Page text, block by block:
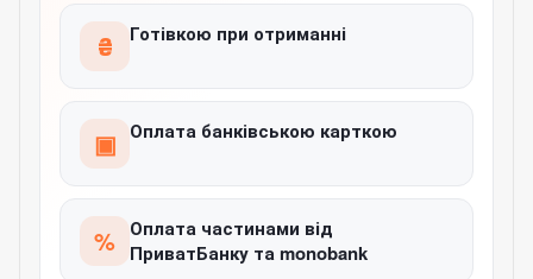
₴ Готівкою при отриманні
▣ Оплата банківською карткою
% Оплата частинами від
ПриватБанку та monobank